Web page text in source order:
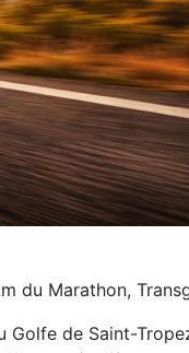
du Marathon,
de Saint-